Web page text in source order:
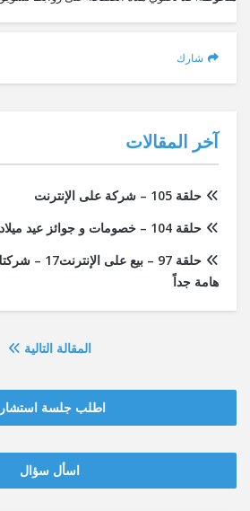
شارك
آخر المقالات
حلقة 105 – شركة على الإنترنت
حلقة 104 – خصومات و جوائز عيد ميلاد عارف أونلاين 2019
حلقة 97 – بيع
هامة جداً
المقالة التالية
اطلب جلسة
‫‫اسأل سؤال